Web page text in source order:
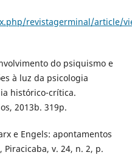
revistagerminal/article/
do psiquismo e
à luz da psicologia
histórico-crítica.
2013b. 319p.
e Engels: apontamentos
Piracicaba, v. 24, n. 2, p.